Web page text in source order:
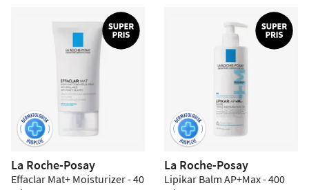
La Roche-Posay
Effaclar Mat+ Moisturizer - 40
La Roche-Posay
Lipikar Balm AP+Max - 400